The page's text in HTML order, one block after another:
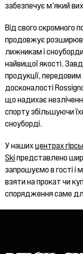
забезпечує м’який
Від свого скромного
продовжує
лижникам і
найвищої якості.
продукції,
досконалості
що надихає
спорту збільшуючи
сноуборді.
У нашихцентрах
Skiпредставлено
запрошуємо в гості
взяти на прокат чи
спорядження саме